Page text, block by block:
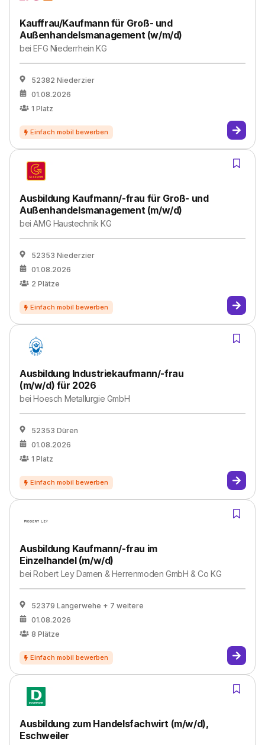
Kauffrau/Kaufmann für Groß- und
Außenhandelsmanagement (w/m/d)
beiEFG Niederrhein KG
52382 Niederzier
01.08.2026
1 Platz
Ausbildung Kaufmann/-frau für Groß- und
Außenhandelsmanagement (m/w/d)
beiAMG Haustechnik KG
52353 Niederzier
01.08.2026
2 Plätze
Ausbildung Industriekaufmann/-frau
(m/w/d) für 2026
beiHoesch Metallurgie GmbH
52353 Düren
01.08.2026
1 Platz
Ausbildung Kaufmann/-frau im
Einzelhandel (m/w/d)
beiRobert Ley Damen & Herrenmoden GmbH & Co KG
52379 Langerwehe + 7 weitere
01.08.2026
8 Plätze
Ausbildung zum Handelsfachwirt (m/w/d),
Eschweiler